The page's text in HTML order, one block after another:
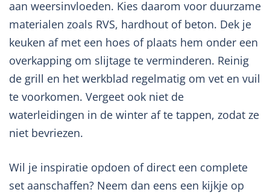
aan weersinvloeden. Kies daarom voor duurzame
materialen zoals RVS, hardhout of beton. Dek je
keuken af met een hoes of plaats hem onder een
overkapping om slijtage te verminderen. Reinig
de grill en het werkblad regelmatig om vet en vuil
te voorkomen. Vergeet ook niet de
waterleidingen in de winter af te tappen, zodat ze
niet bevriezen.
Wil je inspiratie opdoen of direct een complete
set aanschaffen? Neem dan eens een kijkje op